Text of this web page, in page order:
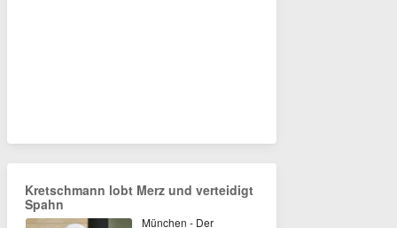
Kretschmann lobt Merz und verteidigt
Spahn
München - Der